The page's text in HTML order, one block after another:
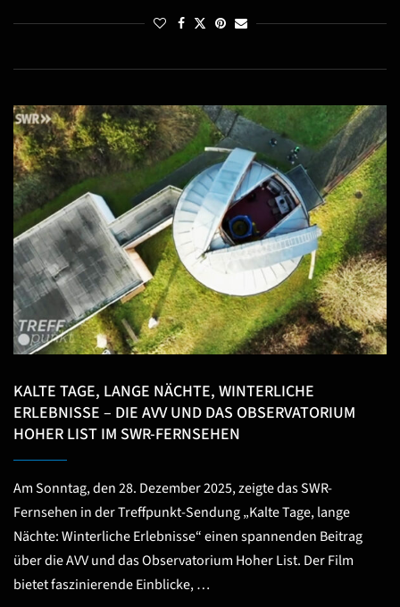
KALTE TAGE, LANGE NÄCHTE, WINTERLICHE
ERLEBNISSE – DIE AVV UND DAS OBSERVATORIUM
HOHER LIST IM SWR-FERNSEHEN
Am Sonntag, den 28. Dezember 2025, zeigte das SWR-
Fernsehen in der Treffpunkt-Sendung „Kalte Tage, lange
Nächte: Winterliche Erlebnisse“ einen spannenden Beitrag
über die AVV und das Observatorium Hoher List. Der Film
bietet faszinierende Einblicke, …